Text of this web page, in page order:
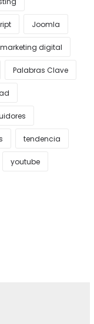
Joomla
marketing digital
Palabras Clave
tendencia
youtube